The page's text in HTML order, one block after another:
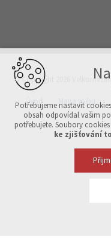
© Copyright 2026
Úvod Mapa webu
Potřebujeme nastavit
obsah odpovídal vašim
potřebujete. Soubory
ke zjišťování